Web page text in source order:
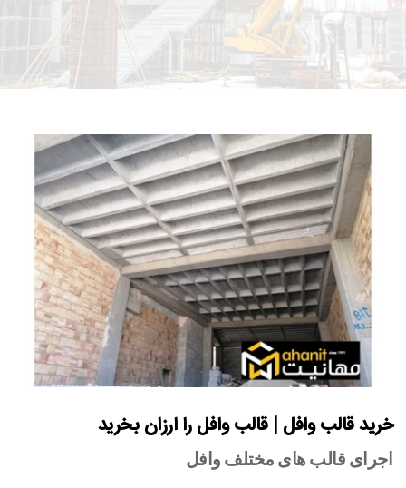
خرید قالب وافل | قالب وافل را ارزان بخرید
اجرای قالب های مختلف وافل